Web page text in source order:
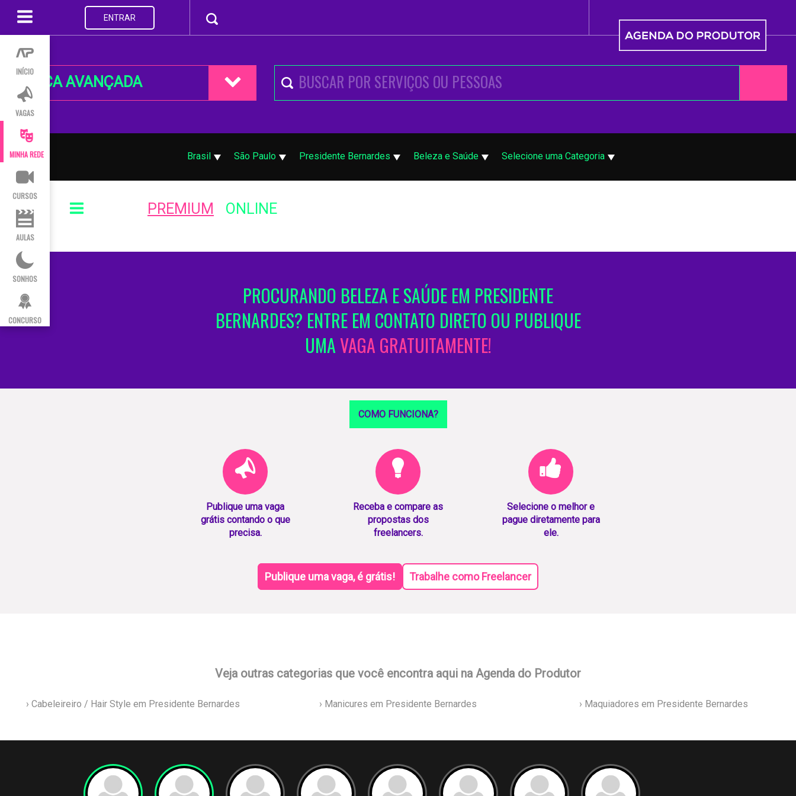
INÍCIO
VAGAS
MINHA REDE
CURSOS
AULAS
SONHOS
CONCURSO
ENTRAR
BUSCA AVANÇADA
Brasil São Paulo Presidente Bernardes Beleza e Saúde Selecione uma Categoria
PREMIUM ONLINE
PROCURANDO BELEZA E SAÚDE EM PRESIDENTE
BERNARDES? ENTRE EM CONTATO DIRETO OU PUBLIQUE
UMAVAGA GRATUITAMENTE!
COMO FUNCIONA?
Publique uma vaga
grátis contando o que
precisa.
Receba e compare as
propostas dos
freelancers.
Selecione o melhor e
pague diretamente para
ele.
Publique uma vaga, é grátis! Trabalhe como Freelancer
Veja outras categorias que você encontra aqui na Agenda do Produtor
› Cabeleireiro / Hair Style em Presidente Bernardes › Manicures em Presidente Bernardes › Maquiadores em Presidente Bernardes